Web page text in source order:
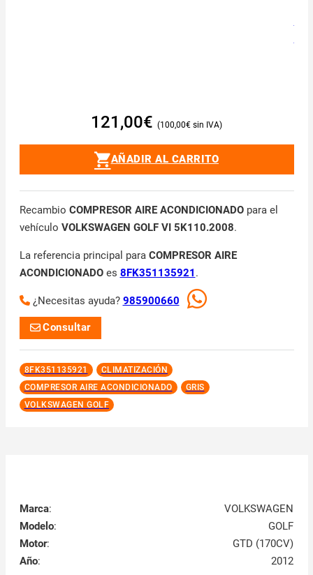
121,00€ 100,00€
AÑADIR AL CARRITO
Recambio COMPRESOR AIRE ACONDICIONADOpara el
vehículo VOLKSWAGEN GOLF VI 5K110.2008.
La referencia principal para COMPRESOR AIRE
ACONDICIONADOes 8FK351135921 .
¿Necesitas ayuda? 985900660
Consultar
8FK351135921
CLIMATIZACIÓN
COMPRESOR AIRE ACONDICIONADO
GRIS
VOLKSWAGEN GOLF
Marca:
VOLKSWAGEN
Modelo:
GOLF
Motor:
GTD (170CV)
Año: 2012